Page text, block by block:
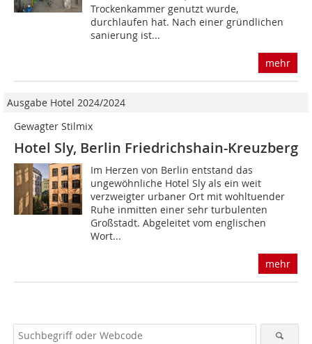
Trockenkammer genutzt wurde,
durchlaufen hat. Nach einer gründlichen
sanierung ist...
mehr
Ausgabe Hotel 2024/2024
Gewagter Stilmix
Hotel Sly, Berlin Friedrichshain-Kreuzberg
Im Herzen von Berlin entstand das
ungewöhnliche Hotel Sly als ein weit
verzweigter urbaner Ort mit wohltuender
Ruhe inmitten einer sehr turbulenten
Großstadt. Abgeleitet vom englischen
Wort...
mehr